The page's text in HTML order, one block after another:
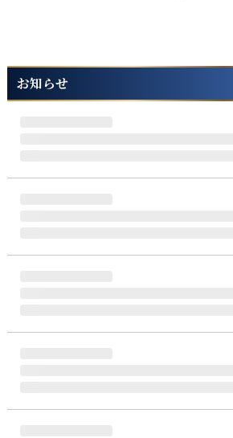
お知らせ